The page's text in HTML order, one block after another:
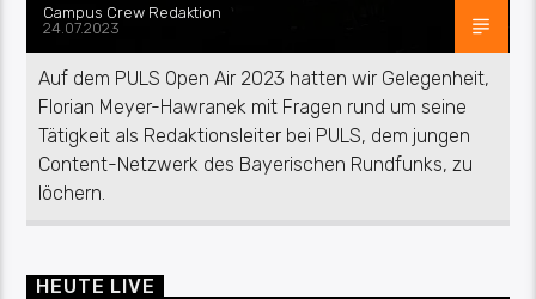
Campus Crew Redaktion
24.07.2023
Auf dem PULS Open Air 2023 hatten wir Gelegenheit,
Florian Meyer-Hawranek mit Fragen rund um seine
Tätigkeit als Redaktionsleiter bei PULS, dem jungen
Content-Netzwerk des Bayerischen Rundfunks, zu
löchern.
HEUTE LIVE